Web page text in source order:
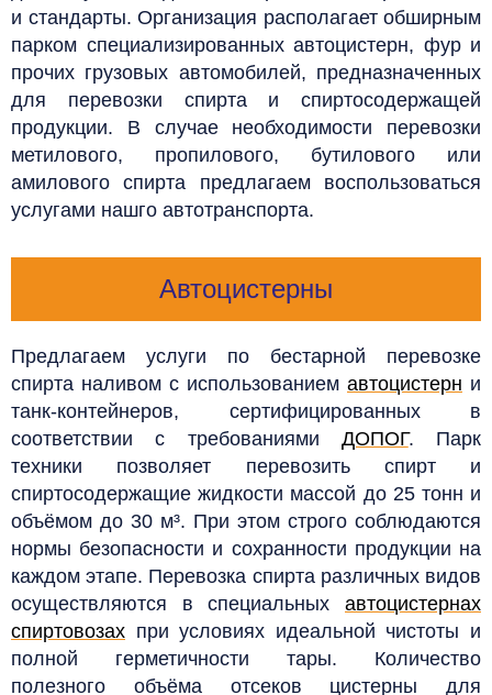
и стандарты. Организация располагает обширным
парком специализированных автоцистерн, фур и
прочих грузовых автомобилей, предназначенных
для перевозки спирта и спиртосодержащей
продукции. В случае необходимости перевозки
метилового, пропилового, бутилового или
амилового спирта предлагаем воспользоваться
услугами нашго автотранспорта.
Автоцистерны
Предлагаем услуги по бестарной перевозке
спирта наливом с использованием автоцистерн и
танк-контейнеров, сертифицированных в
соответствии с требованиями ДОПОГ. Парк
техники позволяет перевозить спирт и
спиртосодержащие жидкости массой до 25 тонн и
объёмом до 30 м³. При этом строго соблюдаются
нормы безопасности и сохранности продукции на
каждом этапе. Перевозка спирта различных видов
осуществляются в специальных автоцистернах
спиртовозах при условиях идеальной чистоты и
полной герметичности тары. Количество
полезного объёма отсеков цистерны для